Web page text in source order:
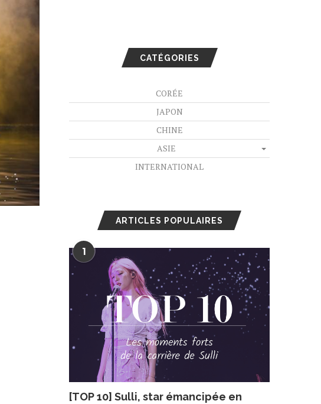
CATÉGORIES
CORÉE
JAPON
CHINE
ASIE
INTERNATIONAL
ARTICLES POPULAIRES
1
[TOP 10] Sulli, star émancipée en